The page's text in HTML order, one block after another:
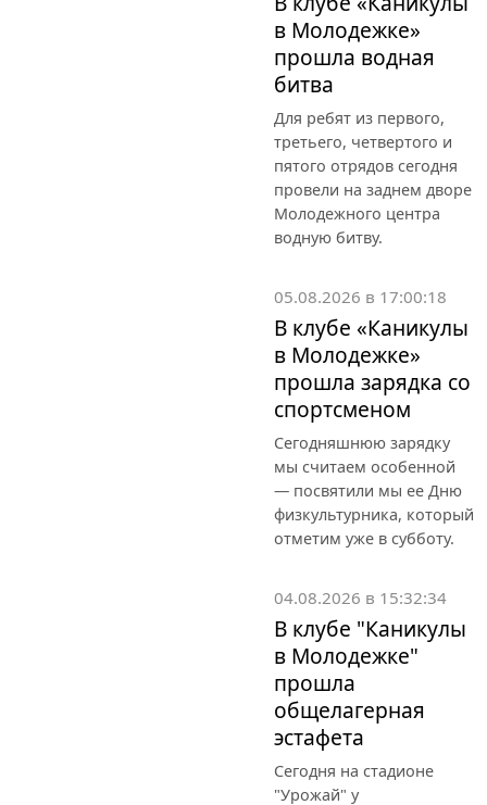
в Молодежке»
прошла водная
битва
Для ребят из первого,
третьего, четвертого и
пятого отрядов сегодня
провели на заднем дворе
Молодежного центра
водную битву.
05.08.2026 в 17:00:18
В клубе «Каникулы
в Молодежке»
прошла зарядка со
спортсменом
Сегодняшнюю зарядку
мы считаем особенной
— посвятили мы ее Дню
физкультурника, который
отметим уже в субботу.
04.08.2026 в 15:32:34
В клубе "Каникулы
в Молодежке"
прошла
общелагерная
эстафета
Сегодня на стадионе
"Урожай" у